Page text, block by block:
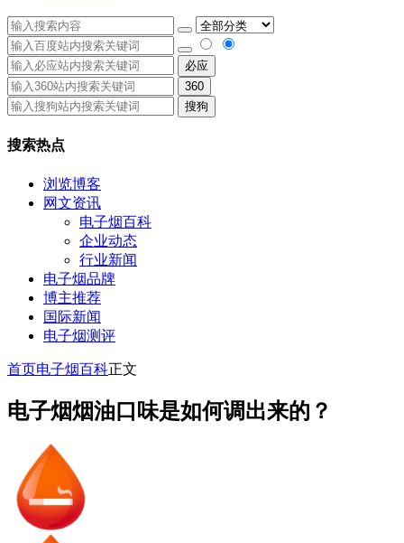
必应
360
搜狗
搜索热点
浏览博客
网文资讯
电子烟百科
企业动态
行业新闻
电子烟品牌
博主推荐
国际新闻
电子烟测评
首页电子烟百科正文
电子烟烟油口味是如何调出来的？